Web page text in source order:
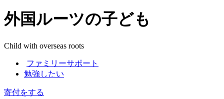
外国ルーツの子ども
Child with overseas roots
ファミリーサポート
勉強したい
寄付をする